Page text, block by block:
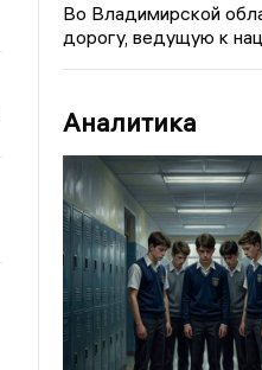
Во Владимирской
дорогу, ведущую к
Аналитика